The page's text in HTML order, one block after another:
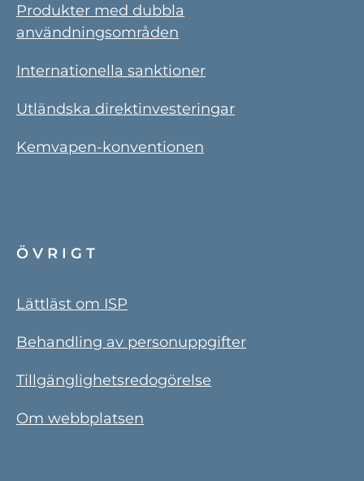
Produkter med dubbla
användningsområden
Internationella sanktioner
Utländska direktinvesteringar
Kemvapen-konventionen
ÖVRIGT
Lättläst om ISP
Behandling av personuppgifter
Tillgänglighetsredogörelse
Om webbplatsen